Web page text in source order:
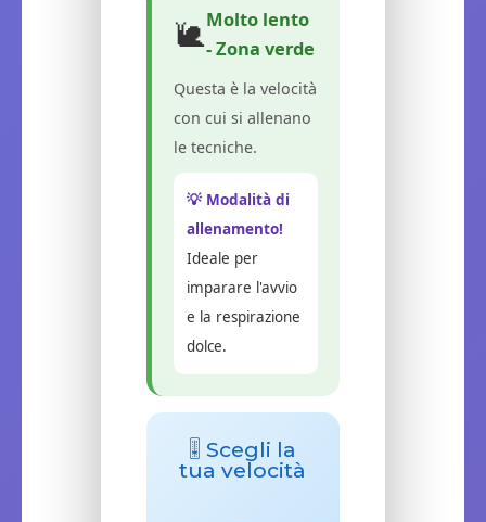
🐌Molto lento
- Zona verde
Questa è la velocità
con cui si allenano
le tecniche.
💡 Modalità di
allenamento!
Ideale per
imparare l'avvio
e la respirazione
dolce.
🎚️ Scegli la
tua velocità